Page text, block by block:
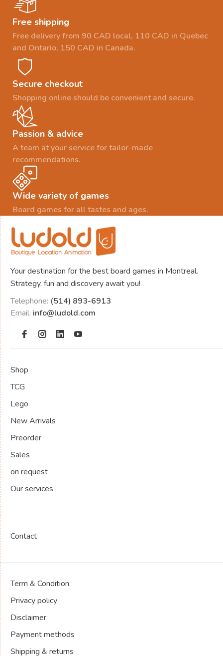
Free shipping
Free delivery from 90 CAD local, 110 CAD in Quebec
and Ontario, 150 CAD in Canada.
Secure checkout
Shopping online should be convenient and secure.
Passion & advice
A team at your service for tailor-made
recommendations.
Wide variety of games
Board games for all tastes and ages.
Your destination for the best board games in Montreal.
Strategy, fun and discovery await you!
Telephone: (514) 893-6913
Email: info@ludold.com
Shop
TCG
Lego
New Arrivals
Preorder
Sales
on request
Our services
Contact
Term & Condition
Privacy policy
Disclaimer
Payment methods
Shipping & returns